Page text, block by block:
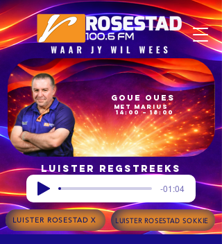
14:00 – 18:00
met Marius
Goue Oues
Luister regstreeks
-01:04
LUISTER ROSESTAD X LUISTER ROSESTAD SOKKIE